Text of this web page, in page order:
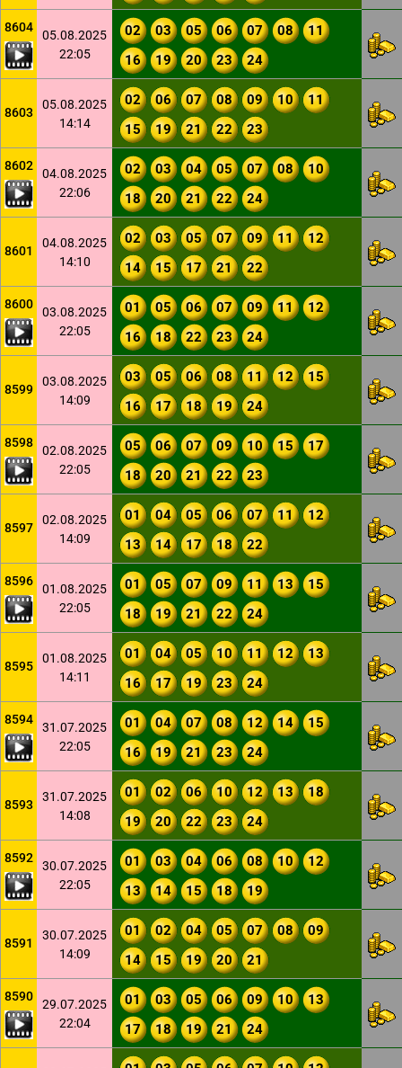
8604
05.08.2025
22:05
02 03 05 06 07 08
11
16
19 20 23 24
8603
05.08.2025
14:14
02 06 07 08 09 10
11
15
19 21 22 23
8602
04.08.2025
22:06
02 03 04 05 07 08
10
18
20 21 22 24
8601
04.08.2025
14:10
02 03 05 07 09 11
12
14
15 17 21 22
8600
03.08.2025
22:05
01 05 06 07 09 11
12
16
18 22 23 24
8599
03.08.2025
14:09
03 05 06 08 11 12
15
16
17 18 19 24
8598
02.08.2025
22:05
05 06 07 09 10 15
17
18
20 21 22 23
8597
02.08.2025
14:09
01 04 05 06 07 11
12
13
14 17 18 22
8596
01.08.2025
22:05
01 05 07 09 11 13
15
18
19 21 22 24
8595
01.08.2025
14:11
01 04 05 10 11 12
13
16
17 19 23 24
8594
31.07.2025
22:05
01 04 07 08 12 14
15
16
19 21 23 24
8593
31.07.2025
14:08
01 02 06 10 12 13
18
19
20 22 23 24
8592
30.07.2025
22:05
01 03 04 06 08 10
12
13
14 15 18 19
8591
30.07.2025
14:09
01 02 04 05 07 08
09
14
15 19 20 21
8590
29.07.2025
22:04
01 03 05 06 09 10
13
17
18 19 21 24